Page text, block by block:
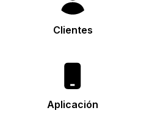
Clientes
Aplicación